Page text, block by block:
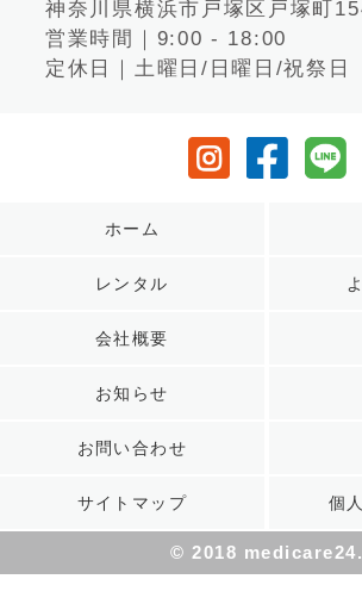
神奈川県横浜市戸塚区戸塚町
営業時間｜9:00 - 18:00
定休日｜土曜日/日曜日/祝祭日
ホーム
レンタル
会社概要
お知らせ
お問い合わせ
サイトマップ 個
© 2018 medicare24.